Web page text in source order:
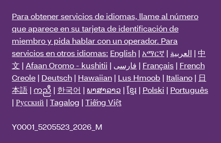
Para obtener servicios de idiomas, llame al número
que aparece en su tarjeta de identificación de
miembro y pida hablar con un operador. Para
servicios en otros idiomas: English | አማርኛ | العربية | 中
文 | Afaan Oromo - kushitii | فارسی | Français | French
Creole | Deutsch | Hawaiian | Lus Hmoob | Italiano | 日
本語 | ကညီ | 한국어 | ພາສາລາວ | ខ្មែរ | Polski | Português
| Русский | Tagalog | Tiếng Việt
Y0001_5205523_2026_M